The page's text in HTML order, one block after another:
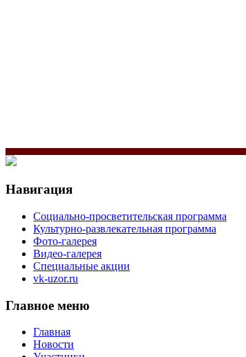
Навигация
Социально-просветительская программа
Культурно-развлекательная программа
Фото-галерея
Видео-галерея
Специальные акции
vk-uzor.ru
Главное меню
Главная
Новости